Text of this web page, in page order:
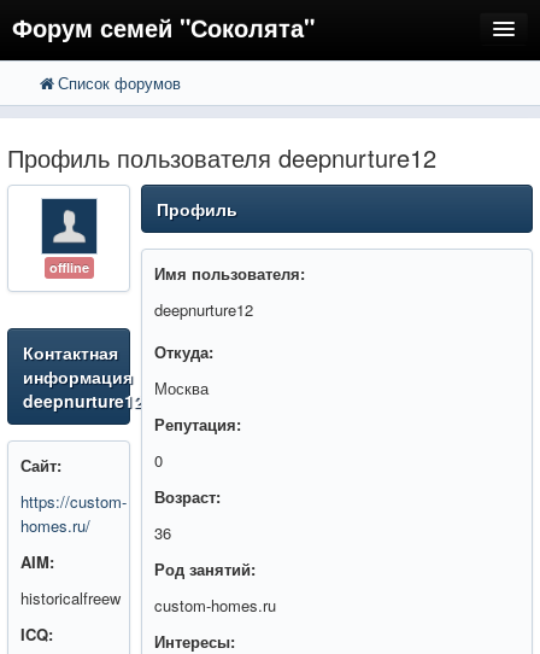
Форум семей "Соколята"
FAQ
Регистрация
Вход
Список форумов
Профиль пользователя deepnurture12
offline
Контактная
информация
deepnurture12
Сайт:
https://custom-
homes.ru/
AIM:
historicalfreew
ICQ:
Профиль
Имя пользователя:
deepnurture12
Откуда:
Москва
Репутация:
0
Возраст:
36
Род занятий:
custom-homes.ru
Интересы: